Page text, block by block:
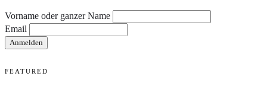
Vorname oder ganzer Name
Email
FEATURED